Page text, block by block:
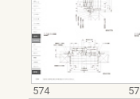
574